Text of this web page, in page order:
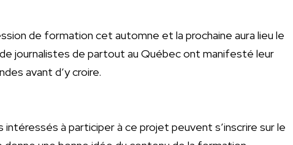
de formation cet automne et la prochaine aura lieu le
journalistes de partout au Québec ont manifesté leur
avant d’y croire.
à participer à ce projet peuvent s’inscrire sur le